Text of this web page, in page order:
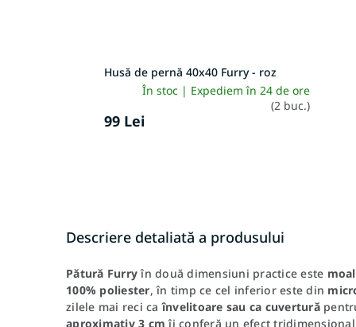
Husă de pernă 40x40 Furry - roz
În stoc | Expediem în 24 de ore
(2 buc.)
99 Lei
Descriere detaliată a produsului
Pătură Furryîn două dimensiuni practice este
100% poliester, în timp ce cel inferior este din
zilele mai reci caînvelitoare sau ca cuvertură
aproximativ 3 cm îi conferă un efect